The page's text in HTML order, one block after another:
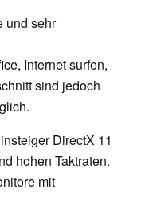
und sehr
Internet surfen,
sind jedoch
DirectX 11
hohen Taktraten.
mit